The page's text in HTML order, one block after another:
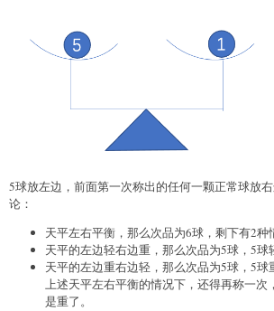
5球放左边，前面第一次称出的任何一颗正常球放
论：
天平左右平衡，那么次品为6球，剩下有2种
天平的左边轻右边重，那么次品为5球，5球
天平的左边重右边轻，那么次品为5球，5球
上述天平左右平衡的情况下，还得再称一次
是重了。